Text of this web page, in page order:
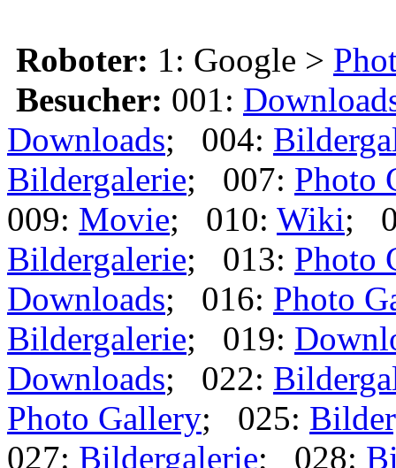
Roboter: 1: Google >
Besucher: 001:
Downloads; 004:
Bildergalerie; 007: Photo
009: Movie; 010: Wiki;
Bildergalerie; 013: Photo
Downloads; 016: Photo
Bildergalerie; 019:
Downloads; 022:
Photo Gallery; 025:
027: Bildergalerie; 028: